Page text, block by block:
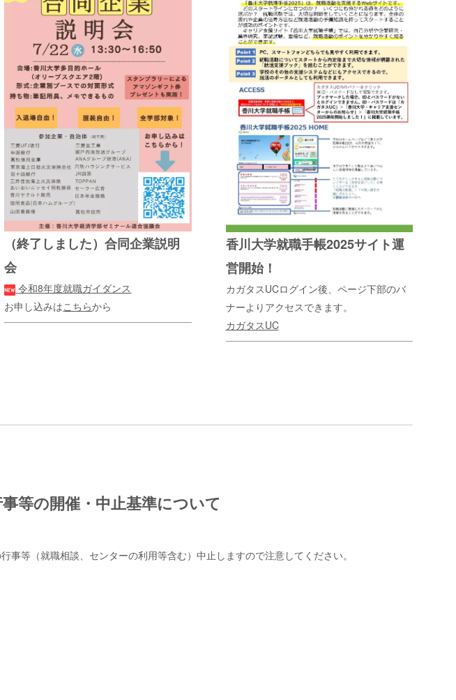
（終了しました）合同企業説明
会
令和8年度就職ガイダンス
お申し込みはこちらから
香川大学就職手帳2025サイト運
営開始！
カガタスUCログイン後、ページ下部のバ
ナーよりアクセスできます。
カガタスUC
等の開催・中止基準について
等（就職相談、センターの利用等含む）中止しますので注意してください。